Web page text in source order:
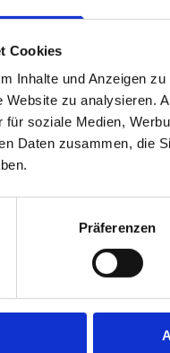
Cookies
Inhalte und Anzeigen
Website zu analysieren.
für soziale Medien,
Daten zusammen, die
Präferenzen